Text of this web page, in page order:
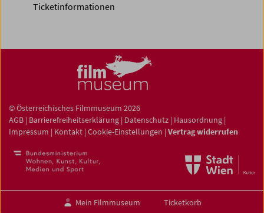
Ticketinformationen
© Österreichisches Filmmuseum 2026
AGB | Barrierefreiheitserklärung | Datenschutz | Hausordnung |
Impressum | Kontakt | Cookie-Einstellungen | Vertrag widerrufen
Mein Filmmuseum Ticketkorb